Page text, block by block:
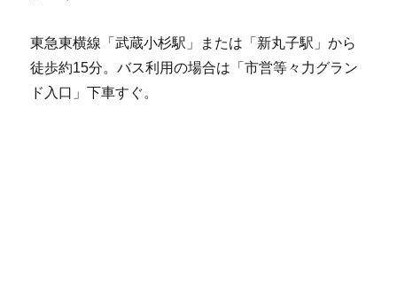
東急東横線「武蔵小杉駅」または「新丸子駅」から
徒歩約15分。バス利用の場合は「市営等々力グラン
ド入口」下車すぐ。